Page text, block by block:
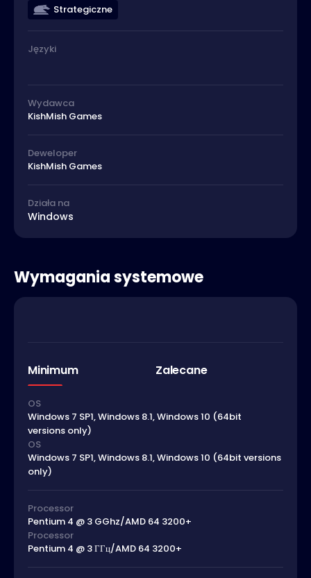
Strategiczne
Języki
Wydawca
KishMish Games
Deweloper
KishMish Games
Działa na
Windows
Wymagania systemowe
Minimum Zalecane
OS
Windows 7 SP1, Windows 8.1, Windows 10 (64bit
versions only)
OS
Windows 7 SP1, Windows 8.1, Windows 10 (64bit versions
only)
Processor
Pentium 4 @ 3 GGhz/AMD 64 3200+
Processor
Pentium 4 @ 3 ГГц/AMD 64 3200+